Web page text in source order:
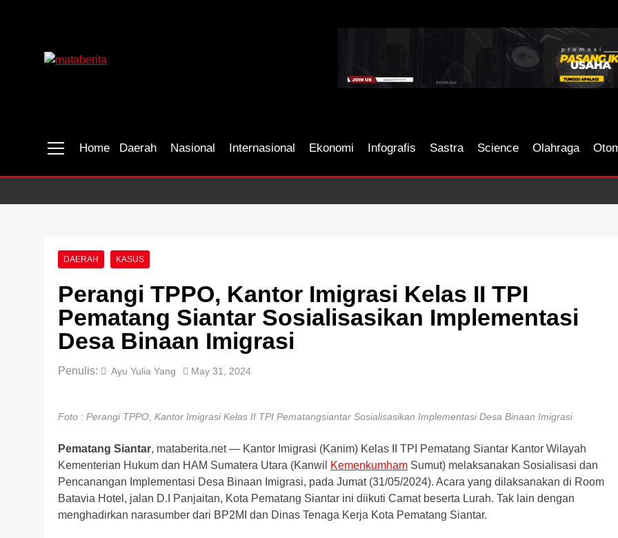
Home Daerah Nasional Internasional Ekonomi Infografis Sastra Science Olahraga
DAERAH KASUS
Perangi TPPO, Kantor Imigrasi Kelas II TPI
Pematang Siantar Sosialisasikan Implementasi
Desa Binaan Imigrasi
Penulis: Ayu Yulia Yang May 31, 2024
Foto : Perangi TPPO, Kantor Imigrasi Kelas II TPI Pematangsiantar Sosialisasikan Implementasi Desa Binaan Imigrasi
Pematang Siantar, mataberita.net — Kantor Imigrasi (Kanim) Kelas II TPI Pematang Siantar Kantor Wilayah
Kementerian Hukum dan HAM Sumatera Utara (Kanwil
Kemenkumham Sumut) melaksanakan Sosialisasi dan
Pencanangan Implementasi Desa Binaan Imigrasi, pada Jumat (31/05/2024). Acara yang dilaksanakan di Room
Batavia Hotel, jalan D.I Panjaitan, Kota Pematang Siantar ini diikuti Camat beserta Lurah. Tak lain dengan
menghadirkan narasumber dari BP2MI dan Dinas Tenaga Kerja Kota Pematang Siantar.